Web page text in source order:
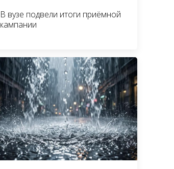
В вузе подвели итоги приёмной
кампании